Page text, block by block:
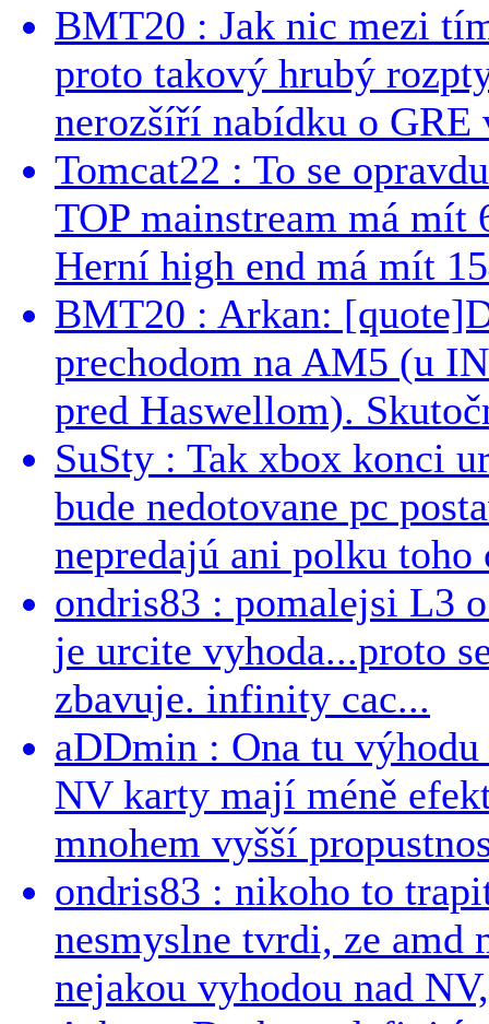
BMT20 : Jak nic mezi
proto takový hrubý
nerozšíří nabídku o GRE
Tomcat22 : To se
TOP mainstream má
Herní high end má mít
BMT20 : Arkan:
prechodom na AM5 (u
pred Haswellom).
SuSty : Tak xbox konci
bude nedotovane pc
nepredajú ani polku toho
ondris83 : pomalejsi L3
je urcite vyhoda...proto
zbavuje. infinity cac...
aDDmin : Ona tu
NV karty mají méně
mnohem vyšší
ondris83 : nikoho to
nesmyslne tvrdi, ze
nejakou vyhodou nad